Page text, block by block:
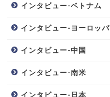
インタビュー-ベトナム
インタビュー-ヨーロッパ
インタビュー-中国
インタビュー-南米
インタビュー-日本